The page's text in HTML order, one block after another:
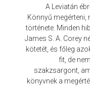
A Leviatán
Könnyű megérteni,
története. Minden
James S. A. Corey
kötetét, és főleg
fit, de
szakzsargont,
könyvnek a